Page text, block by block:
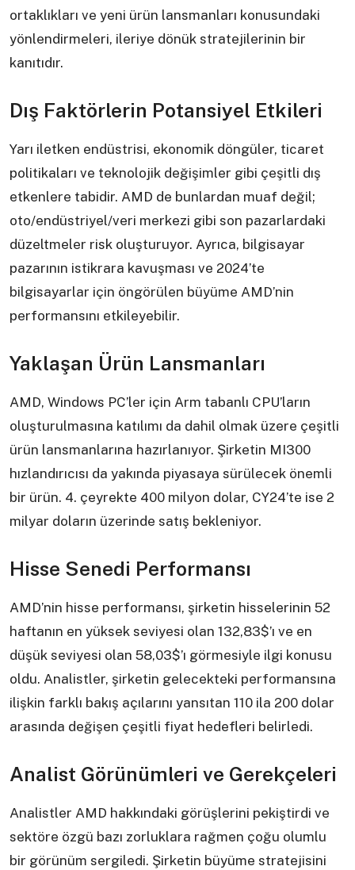
ortaklıkları ve yeni ürün lansmanları konusundaki
yönlendirmeleri, ileriye dönük stratejilerinin bir
kanıtıdır.
Dış Faktörlerin Potansiyel Etkileri
Yarı iletken endüstrisi, ekonomik döngüler, ticaret
politikaları ve teknolojik değişimler gibi çeşitli dış
etkenlere tabidir. AMD de bunlardan muaf değil;
oto/endüstriyel/veri merkezi gibi son pazarlardaki
düzeltmeler risk oluşturuyor. Ayrıca, bilgisayar
pazarının istikrara kavuşması ve 2024’te
bilgisayarlar için öngörülen büyüme AMD’nin
performansını etkileyebilir.
Yaklaşan Ürün Lansmanları
AMD, Windows PC’ler için Arm tabanlı CPU’ların
oluşturulmasına katılımı da dahil olmak üzere çeşitli
ürün lansmanlarına hazırlanıyor. Şirketin MI300
hızlandırıcısı da yakında piyasaya sürülecek önemli
bir ürün. 4. çeyrekte 400 milyon dolar, CY24’te ise 2
milyar doların üzerinde satış bekleniyor.
Hisse Senedi Performansı
AMD’nin hisse performansı, şirketin hisselerinin 52
haftanın en yüksek seviyesi olan 132,83$’ı ve en
düşük seviyesi olan 58,03$’ı görmesiyle ilgi konusu
oldu. Analistler, şirketin gelecekteki performansına
ilişkin farklı bakış açılarını yansıtan 110 ila 200 dolar
arasında değişen çeşitli fiyat hedefleri belirledi.
Analist Görünümleri ve Gerekçeleri
Analistler AMD hakkındaki görüşlerini pekiştirdi ve
sektöre özgü bazı zorluklara rağmen çoğu olumlu
bir görünüm sergiledi. Şirketin büyüme stratejisini